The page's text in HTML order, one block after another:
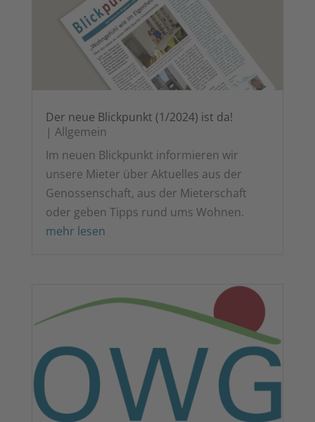
Der neue Blick­punkt (1/2024) ist da!
| All­ge­mein
Im neu­en Blick­punkt infor­mie­ren wir
unse­re Mie­ter über Aktu­el­les aus der
Genos­sen­schaft, aus der Mie­ter­schaft
oder geben Tipps rund ums Wohnen.
mehr lesen